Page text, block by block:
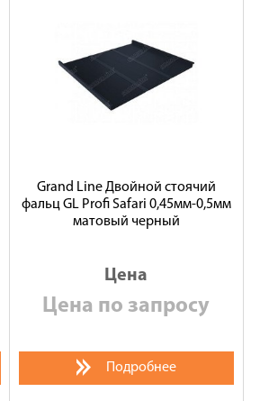
Grand Line Двойной стоячий
фальц GL Profi Safari 0,45мм-0,5мм
матовый черный
Цена
Цена по запросу
Подробнее